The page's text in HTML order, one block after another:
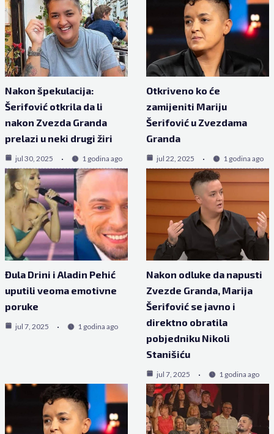
Nakon špekulacija:
Šerifović otkrila da li
nakon Zvezda Granda
prelazi u neki drugi žiri
jul 30, 2025 1 godina ago
Otkriveno ko će
zamijeniti Mariju
Šerifović u Zvezdama
Granda
jul 22, 2025 1 godina ago
Đula Drini i Aladin Pehić
uputili veoma emotivne
poruke
jul 7, 2025 1 godina ago
Nakon odluke da napusti
Zvezde Granda, Marija
Šerifović se javno i
direktno obratila
pobjedniku Nikoli
Stanišiću
jul 7, 2025 1 godina ago